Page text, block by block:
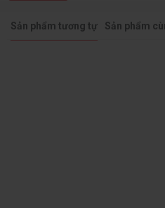
Sản phẩm tương tự Sản phẩm